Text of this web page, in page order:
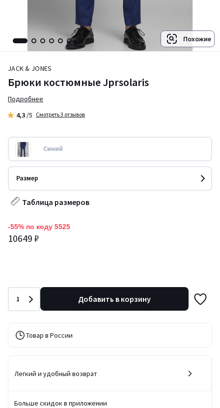
Похожие
JACK & JONES
Брюки костюмные Jprsolaris
Подробнее
4,3 /5 Смотреть 3 отзывов
Синий
Размер
Таблица размеров
-55% по коду 5525
10649 ₽
Количество
1 Добавить в корзину
Товар в России
Легкий и удобный возврат
Больше скидок в приложении